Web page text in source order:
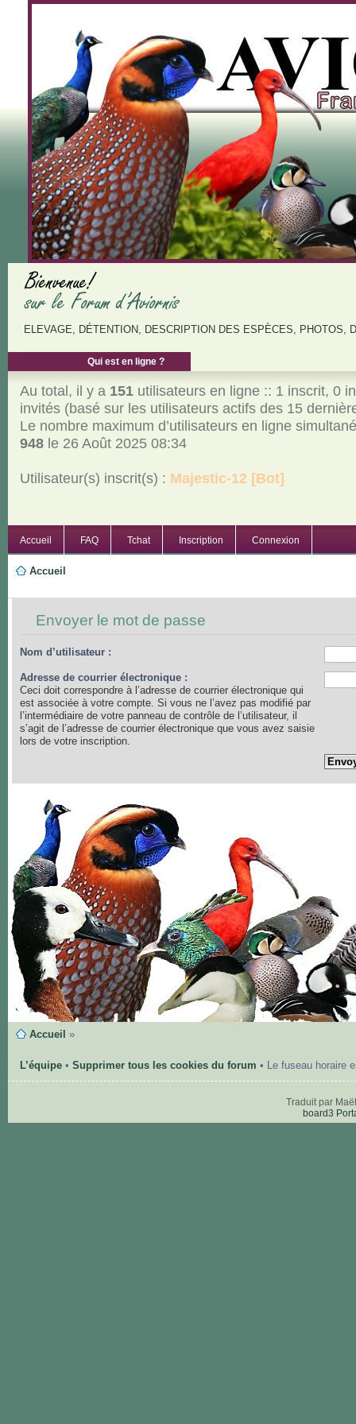
ELEVAGE, DÉTENTION, DESCRIPTION DES ESPÈCES, PHOTOS,
Qui est en ligne ?
Au total, il y a 151utilisateurs en ligne :: 1 inscrit, 0
invités (basé sur les utilisateurs actifs des 15
Le nombre maximum d’utilisateurs en ligne
948le 26 Août 2025 08:34
Utilisateur(s) inscrit(s) : Majestic-12 [Bot]
Accueil FAQ Tchat Inscription Connexion
Accueil
Envoyer le mot de passe
Nom d’utilisateur :
Adresse de courrier électronique :
Ceci doit correspondre à l’adresse de courrier électronique qui
est associée à votre compte. Si vous ne l’avez pas modifié par
l’intermédiaire de votre panneau de contrôle de l’utilisateur, il
s’agit de l’adresse de courrier électronique que vous avez saisie
lors de votre inscription.
Accueil »
L’équipe• Supprimer tous les cookies du forum • Le fuseau horaire
Traduit par
board3